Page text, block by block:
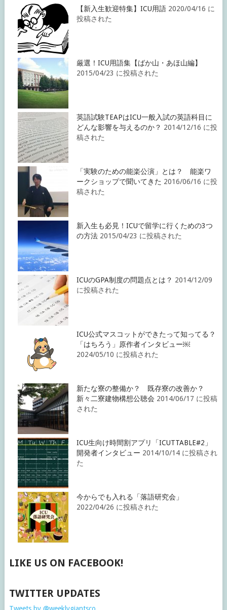
【新入生歓迎特集】ICU用語 2020/04/16 に
投稿された
厳選！ICU用語集【ばか山・あほ山編】
2015/04/23 に投稿された
英語試験TEAPはICU一般入試の英語科目に
どんな影響を与えるのか？ 2014/12/16 に投
稿された
「実験のための能楽公演」とは？ 能楽ワ
ークショップで聞いてきた 2016/06/16 に投
稿された
新入生も必見！ICUで留学に行くための3つ
の方法 2015/04/23 に投稿された
ICUのGPA制度の問題点とは？ 2014/12/09
に投稿された
ICU公式マスコットができたって知ってる？
「はちろう」原作者インタビュー￼
2024/05/10 に投稿された
新たな寮の整備か？ 既存寮の改善か？
新々二寮建物構想公聴会 2014/06/17 に投稿
された
ICU生向け時間割アプリ「ICUTTABLE#2」
開発者インタビュー 2014/10/14 に投稿され
た
今からでも入れる「落語研究会」
2022/04/26 に投稿された
LIKE US ON FACEBOOK!
TWITTER UPDATES
Tweets by @weeklygiantsco